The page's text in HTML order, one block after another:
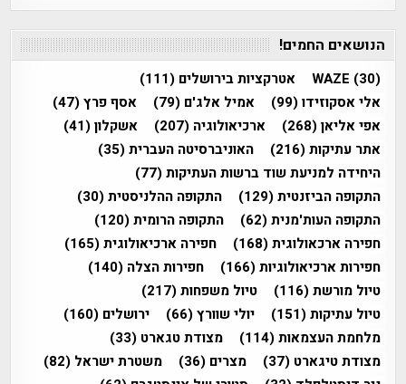
הנושאים החמים!
WAZE (30) אטרקציות בירושלים (111)
אלי אסקוזידו(99) אמיל אלג'ם (79) אסף פרץ(47)
אפי אליאן(268) ארכיאולוגיה (207) אשקלון(41)
אתר עתיקות(216) האוניברסיטה העברית(35)
היחידה למניעת שוד ברשות העתיקות(77)
התקופה הביזנטית(129) התקופה ההלניסטית(30)
התקופה העות'מנית(62) התקופה הרומית(120)
חפירה ארכאולוגית(168) חפירה ארכיאולוגית(165)
חפירות ארכיאולוגיות(166) חפירות הצלה (140)
טיול מורשת(116) טיול משפחות(217)
טיול עתיקות(151) יולי שוורץ(66) ירושלים (160)
מלחמת העצמאות(114) מצודת טגארט (33)
מצודת טיגארט (37) מצרים (36) משטרת ישראל (82)